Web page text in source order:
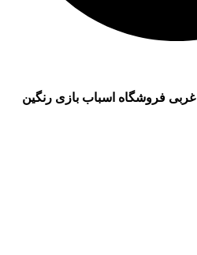
اهواز کیان آباد نبش خیابان 12 غربی فروشگاه اسباب بازی رنگین